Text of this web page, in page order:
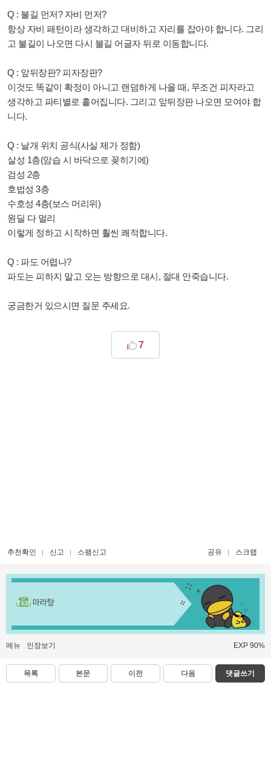
Q : 불길 먼저? 자비 먼저?
항상 자비 패턴이라 생각하고 대비하고 자리를 잡아야 합니다. 그리
고 불길이 나오면 다시 불길 어글자 뒤로 이동합니다.
Q : 앞뒤장판? 피자장판?
이것도 똑같이 확정이 아니고 랜덤하게 나올 때, 무조건 피자라고
생각하고 파티별로 흩어집니다. 그리고 앞뒤장판 나오면 모여야 합
니다.
Q : 날개 위치 공식(사실 제가 정함)
살성 1층(암습 시 바닥으로 꽂히기에)
검성 2층
호법성 3층
수호성 4층(보스 머리위)
원딜 다 멀리
이렇게 정하고 시작하면 훨씬 쾌적합니다.
Q : 파도 어렵나?
파도는 피하지 말고 오는 방향으로 대시, 절대 안죽습니다.
궁금한거 있으시면 질문 주세요.
7
추천확인 신고 스팸신고 공유 스크랩
마라탕
메뉴 인장보기 EXP 90%
목록 본문 이전 다음 댓글쓰기